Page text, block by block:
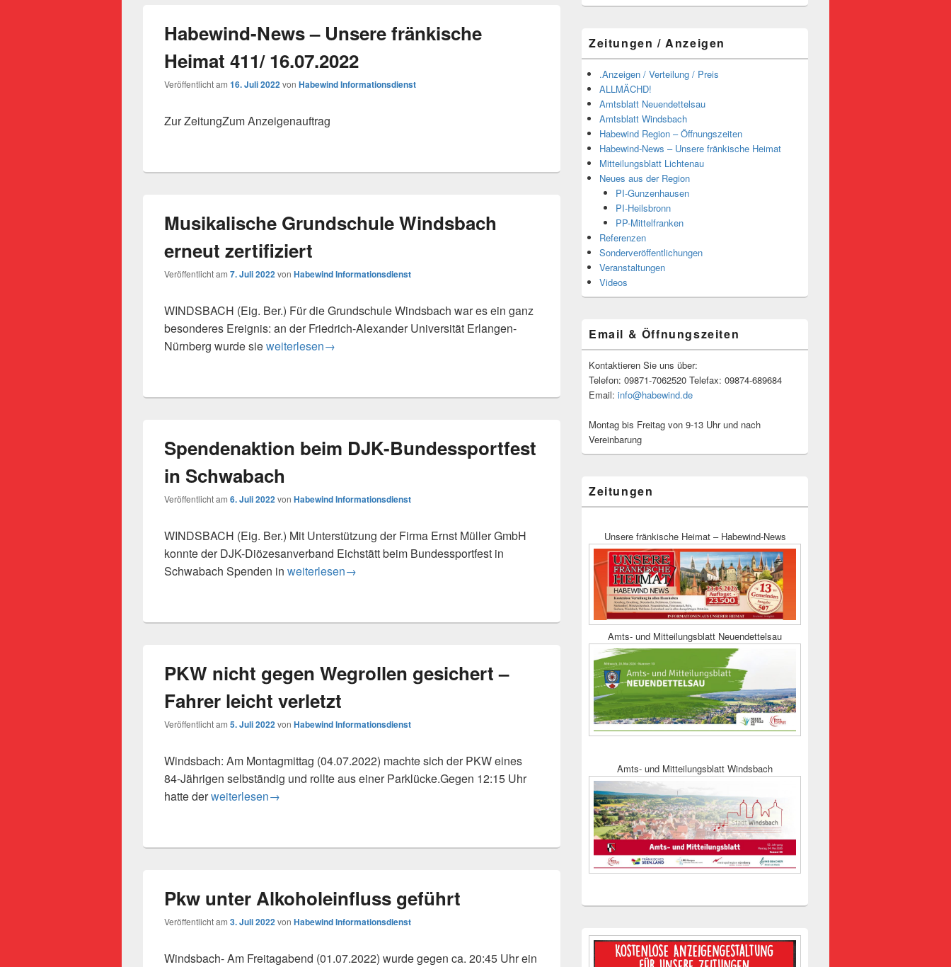
Habewind-News – Unsere fränkische
Heimat 411/ 16.07.2022
Veröffentlicht am 16. Juli 2022von Habewind Informationsdienst
Zur ZeitungZum Anzeigenauftrag
Musikalische Grundschule Windsbach
erneut zertifiziert
Veröffentlicht am 7. Juli 2022von Habewind Informationsdienst
WINDSBACH (Eig. Ber.) Für die Grundschule Windsbach war es ein ganz
besonderes Ereignis: an der Friedrich-Alexander Universität Erlangen-
Nürnberg wurde sieMusikalische Grundschule Windsbach erneut zertifiziert
weiterlesen→
Spendenaktion beim DJK-Bundessportfest
in Schwabach
Veröffentlicht am 6. Juli 2022von Habewind Informationsdienst
WINDSBACH (Eig. Ber.) Mit Unterstützung der Firma Ernst Müller GmbH
konnte der DJK-Diözesanverband Eichstätt beim Bundessportfest in
Schwabach Spenden in Spendenaktion beim DJK-Bundessportfest in Schwabach
weiterlesen→
PKW nicht gegen Wegrollen gesichert –
Fahrer leicht verletzt
Veröffentlicht am 5. Juli 2022von Habewind Informationsdienst
Windsbach: Am Montagmittag (04.07.2022) machte sich der PKW eines
84-Jährigen selbständig und rollte aus einer Parklücke.Gegen 12:15 Uhr
hatte derPKW nicht gegen Wegrollen gesichert – Fahrer leicht verletzt
weiterlesen→
Pkw unter Alkoholeinfluss geführt
Veröffentlicht am 3. Juli 2022von Habewind Informationsdienst
Windsbach- Am Freitagabend (01.07.2022) wurde gegen ca. 20:45 Uhr ein
Zeitungen / Anzeigen
.Anzeigen / Verteilung / Preis
ALLMÄCHD!
Amtsblatt Neuendettelsau
Amtsblatt Windsbach
Habewind Region – Öffnungszeiten
Habewind-News – Unsere fränkische Heimat
Mitteilungsblatt Lichtenau
Neues aus der Region
PI-Gunzenhausen
PI-Heilsbronn
PP-Mittelfranken
Referenzen
Sonderveröffentlichungen
Veranstaltungen
Videos
Email & Öffnungszeiten
Kontaktieren Sie uns über:
Telefon: 09871-7062520 Telefax: 09874-689684
Email: info@habewind.de
Montag bis Freitag von 9-13 Uhr und nach
Vereinbarung
Zeitungen
Unsere fränkische Heimat – Habewind-News
Amts- und Mitteilungsblatt Neuendettelsau
Amts- und Mitteilungsblatt Windsbach